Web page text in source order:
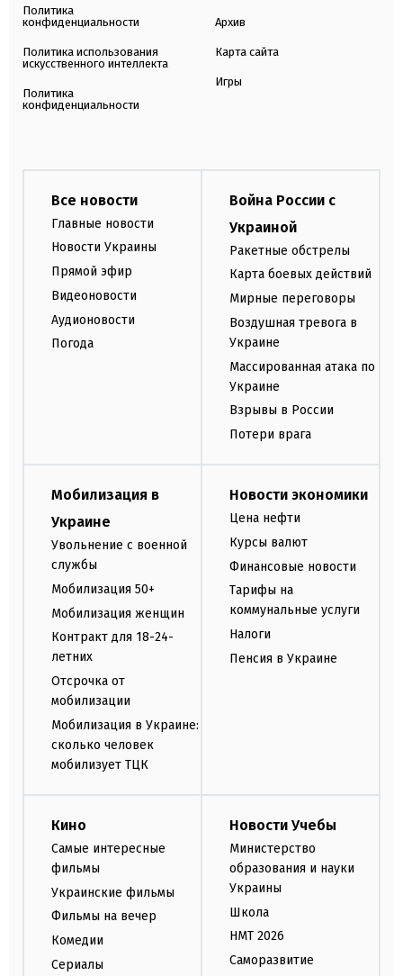
Политика
конфиденциальности
Политика использования
искусственного интеллекта
Политика
конфиденциальности
Архив
Карта сайта
Игры
Все новости
Главные новости
Новости Украины
Прямой эфир
Видеоновости
Аудионовости
Погода
Война России с
Украиной
Ракетные обстрелы
Карта боевых действий
Мирные переговоры
Воздушная тревога в
Украине
Массированная атака по
Украине
Взрывы в России
Потери врага
Мобилизация в
Украине
Увольнение с военной
службы
Мобилизация 50+
Мобилизация женщин
Контракт для 18-24-
летних
Отсрочка от
мобилизации
Мобилизация в Украине:
сколько человек
мобилизует ТЦК
Новости экономики
Цена нефти
Курсы валют
Финансовые новости
Тарифы на
коммунальные услуги
Налоги
Пенсия в Украине
Кино
Самые интересные
фильмы
Украинские фильмы
Фильмы на вечер
Комедии
Сериалы
Новости Учебы
Министерство
образования и науки
Украины
Школа
НМТ 2026
Саморазвитие